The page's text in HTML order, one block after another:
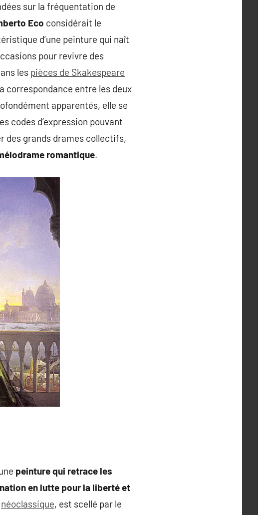
sur la fréquentation de
Eco considérait le
d’une peinture qui naît
pour revivre des
les pièces de Skakespeare
correspondance entre les deux
apparentés, elle se
codes d’expression pouvant
des grands drames collectifs,
romantique.
peinture qui retrace les
en lutte pour la liberté et
néoclassique, est scellé par le